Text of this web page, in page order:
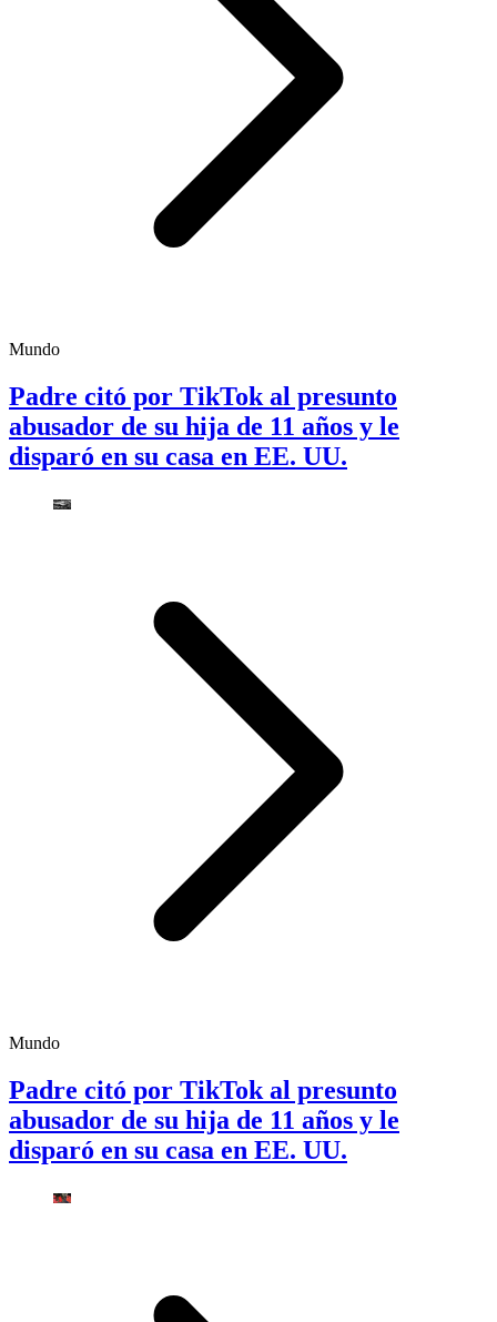
Mundo
Padre citó por TikTok al presunto
abusador de su hija de 11 años y le
disparó en su casa en EE. UU.
Mundo
Padre citó por TikTok al presunto
abusador de su hija de 11 años y le
disparó en su casa en EE. UU.